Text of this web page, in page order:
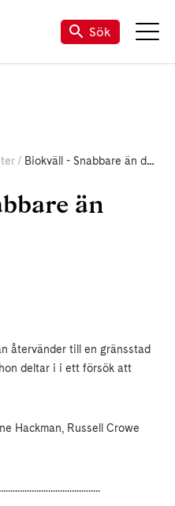
Sök
Biokväll - Snabbare än döden
än
återvänder till en gränsstad
deltar i i ett försök att
Hackman, Russell Crowe